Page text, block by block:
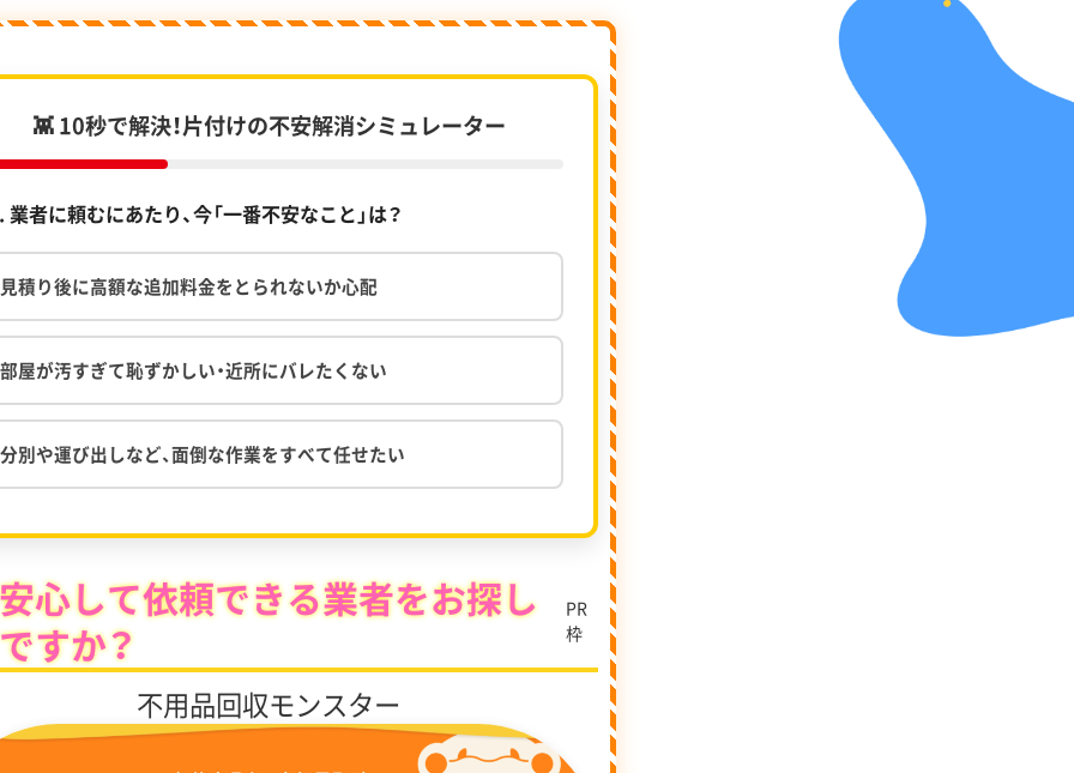
👾 10秒で解決！片付けの不安解消シミュレーター
業者に頼むにあたり、今「一番不安なこと」は？
見積り後に高額な追加料金をとられないか心配
部屋が汚すぎて恥ずかしい・近所にバレたくない
分別や運び出しなど、面倒な作業をすべて任せたい
安心して依頼できる業者をお探し
ですか？
PR
枠
不用品回収モンスター